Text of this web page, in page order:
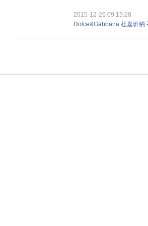
2015-12-26 09:15:28
Dolce&Gabbana 杜嘉班納